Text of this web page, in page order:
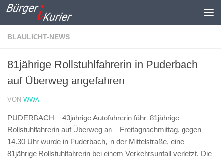
Zum Inhalt springen
BLAULICHT-NEWS
81jährige Rollstuhlfahrerin in Puderbach
auf Überweg angefahren
VON WWA
PUDERBACH – 43jährige Autofahrerin fährt 81jährige
Rollstuhlfahrerin auf Überweg an – Freitagnachmittag, gegen
14.30 Uhr wurde in Puderbach, in der Mittelstraße, eine
81jährige Rollstuhlfahrerin bei einem Verkehrsunfall verletzt. Die